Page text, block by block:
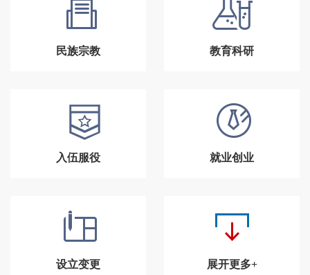
民族宗教 教育科研
入伍服役 就业创业
设立变更 展开更多+